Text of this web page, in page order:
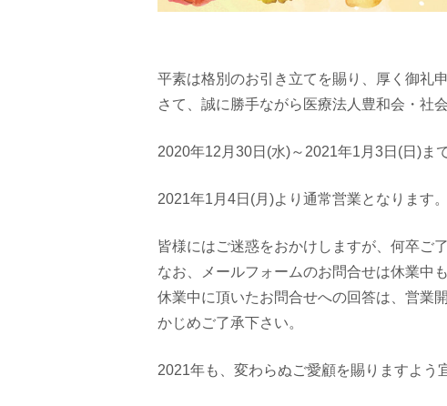
平素は格別のお引き立てを賜り、厚く御礼
さて、誠に勝手ながら医療法人豊和会・社
2020年12月30日(水)～2021年1月3日(日)ま
2021年1月4日(月)より通常営業となります。
皆様にはご迷惑をおかけしますが、何卒ご
なお、メールフォームのお問合せは休業中
休業中に頂いたお問合せへの回答は、営業
かじめご了承下さい。
2021年も、変わらぬご愛顧を賜りますよう